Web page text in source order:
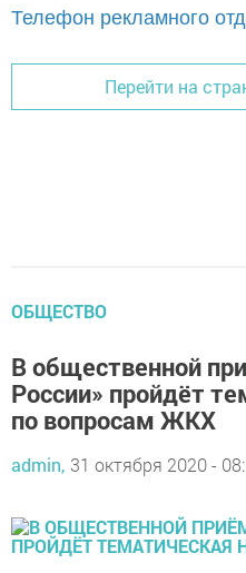
Телефон рекламного
Перейти на
ОБЩЕСТВО
В общественной
России» пройдёт
по вопросам ЖКХ
admin, 31 октября 2020 -